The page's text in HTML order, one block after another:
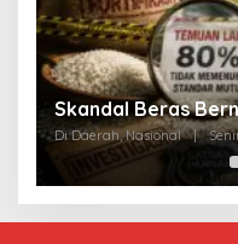
Skandal Beras
Di Daerah, Nasional |